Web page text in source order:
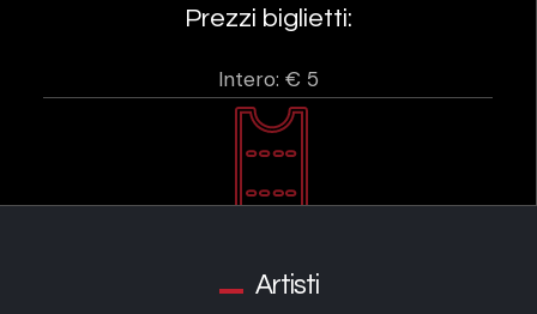
Prezzi biglietti:
Intero: € 5
Artisti